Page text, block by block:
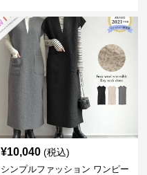
¥10,040 (税込)
シンプルファッション ワンピー